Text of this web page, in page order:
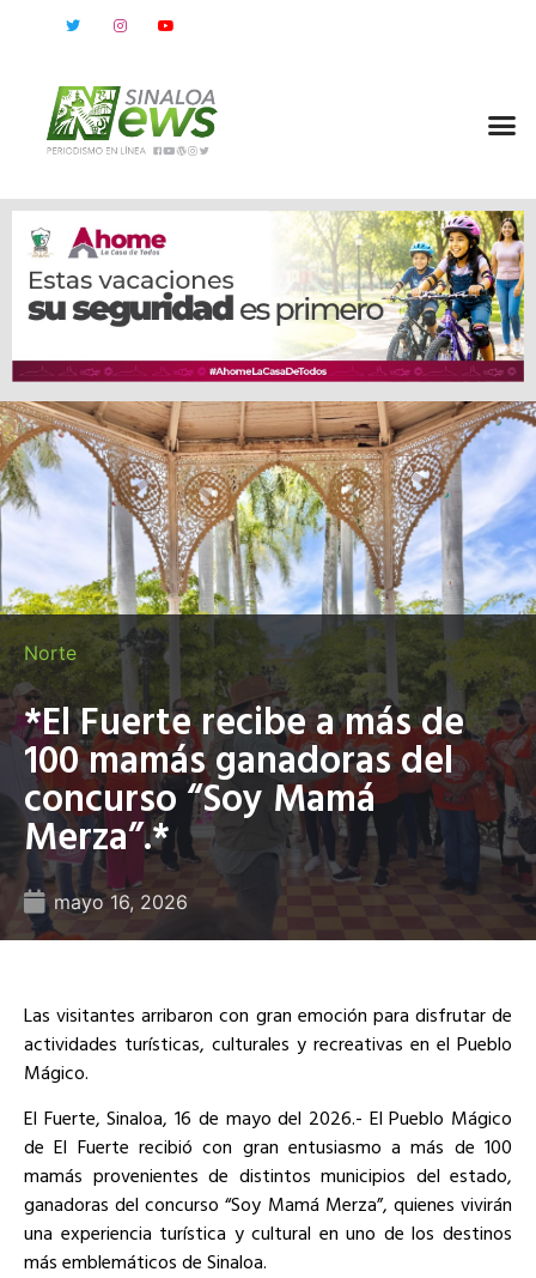
Norte
*El Fuerte recibe a más de
100 mamás ganadoras del
concurso “Soy Mamá
Merza”.*
mayo 16, 2026
Las visitantes arribaron con gran emoción para disfrutar de
actividades turísticas, culturales y recreativas en el Pueblo
Mágico.
El Fuerte, Sinaloa, 16 de mayo del 2026.- El Pueblo Mágico
de El Fuerte recibió con gran entusiasmo a más de 100
mamás provenientes de distintos municipios del estado,
ganadoras del concurso “Soy Mamá Merza”, quienes vivirán
una experiencia turística y cultural en uno de los destinos
más emblemáticos de Sinaloa.